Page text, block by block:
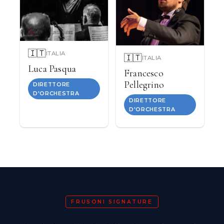
🇮🇹ITALIA
Luca Pasqua
DIRETTORE
D'ORCHESTRA
🇮🇹ITALIA
Francesco
Pellegrino
DIRETTORE
D'ORCHESTRA
FRUSONI SIGNATURE